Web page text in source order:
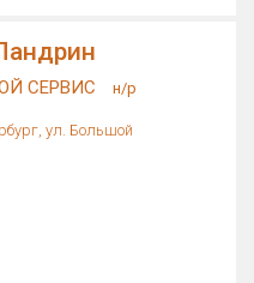
СЕРВИС н/р
ул. Большой